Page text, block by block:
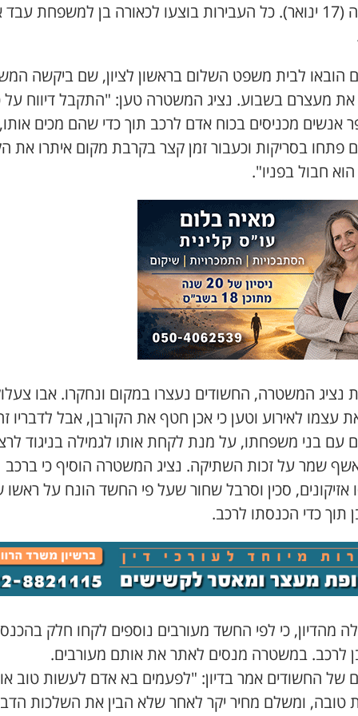
וחטיפה (17 ינואר). כל העבירות בוצעו לכאורה בן למשפחת
הובאו לבית משפט השלום בראשון לציון, שם ביקשה
את מעצרם בשבוע. נציג המשטרה טען: "התקבל דיווח על
אנשים מכניסים בכוח אדם לרכב תוך כדי שהם מכים אותו,
פתחו בסריקות וכעבור זמן קצר בקרבת מקום איתרו את
חבול בפניו".
נציג המשטרה, החשודים נעצרו במקום ונחקרו. אבו
עצמו לאירוע וטען כי אכן חטף את הקורבן, אבל לדבריו
עם בני משפחתו, על מנת לקחת אותו לגמילה בניגוד
שמר על זכות השתיקה. נציג המשטרה הוסיף כי ברכב
אזיקונים, סכין וסרבל שחור שעל פי החשד הונח על ראשו
תוך כדי הכנסתו לרכב.
מהדיון, כי לפי החשד מעורבים נוספים לקחו חלק
לרכב. במשטרה מנסים לאתר את אותם מעורבים.
של החשודים אמר בדיון: "לפעמים בא אדם לעשות טוב או
טובה, ומשלם מחיר יקר לאחר שלא הבין את השלכות